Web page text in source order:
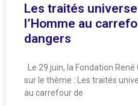
Les traités
l’Homme au
dangers
Le 29 juin, la Fondation
sur le thème : Les traités
au carrefour de